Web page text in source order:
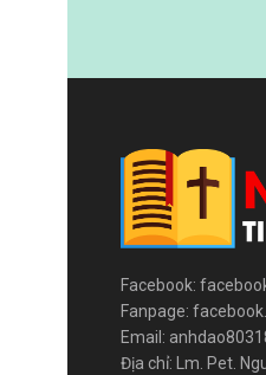
Facebook:
Fanpage:
Email:
Địa chỉ: Lm. Pet.